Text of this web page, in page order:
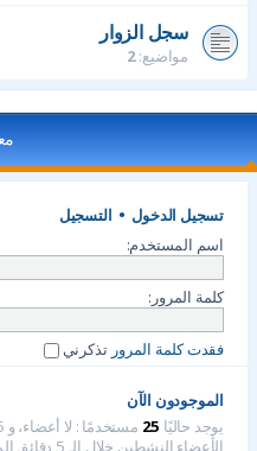
سجل الزوار
مواضيع:2
تسجيل الدخول • التسجيل
اسم المستخدم:
كلمة المرور:
فقدت كلمة المرور تذكرني
الموجودون الآن
يوجد حاليًا 25